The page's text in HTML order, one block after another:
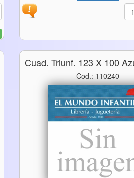
Cuad. Triunf. 123 X 100
Cod.: 110240